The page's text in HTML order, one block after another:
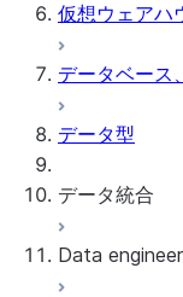
仮想ウェアハ
データベース
データ型
データ統合
Data